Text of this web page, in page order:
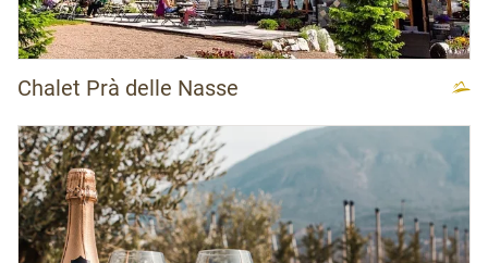
Chalet Prà delle Nasse